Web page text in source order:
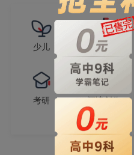
少儿 小学
考研 阅读创作